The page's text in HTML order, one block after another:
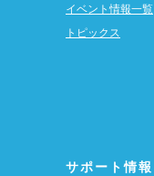
イベント情報一覧
トピックス
サポート情報